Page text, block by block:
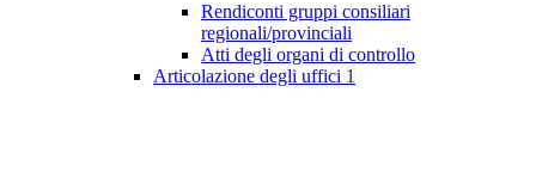
Rendiconti gruppi consiliari
regionali/provinciali
Atti degli organi di controllo
Articolazione degli uffici 1